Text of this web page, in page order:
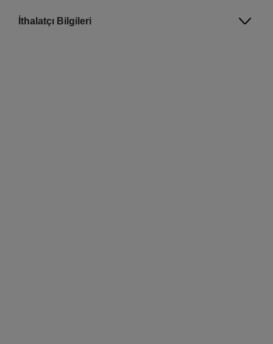
İthalatçı Bilgileri